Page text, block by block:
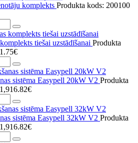
komplekts Produkta kods: 200100
tiešai uzstādīšanai Produkta
sistēma Easypell 20kW V2 Produkta
1,916.82€
sistēma Easypell 32kW V2 Produkta
1,916.82€